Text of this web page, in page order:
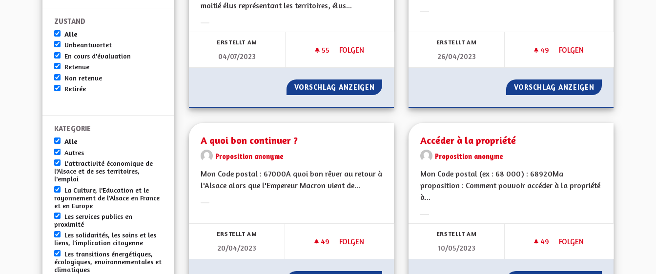
ZUSTAND
Alle
Unbeantwortet
En cours d'évaluation
Retenue
Non retenue
Retirée
KATEGORIE
Alle
Autres
L'attractivité économique de
l'Alsace et de ses territoires,
l'emploi
La Culture, l'Education et le
rayonnement de l'Alsace en France
et en Europe
Les services publics en
proximité
Les solidarités, les soins et les
liens, l'implication citoyenne
Les transitions énergétiques,
écologiques, environnementales et
climatiques
moitié élus représentant les territoires, élus...
ERSTELLT AM
04/07/2023
55 55 FOLLOWER
FOLGEN
ORGANISATION DE LA COLLECTIVITÉ : UNE SYNTHÈSE DES SCRUTINS DÉPARTEMENTAUX ET
VORSCHLAG ANZEIGEN ORGANISATION DE LA COLLECTIVITÉ : UNE SYNTHÈSE DES SCRUTINS
ERSTELLT AM
26/04/2023
49 49 FOLLOWER
FOLGEN
RENFORCEMENT POSITION
VORSCHLAG ANZEIGEN
A quoi bon continuer ?
Proposition anonyme
Mon Code postal : 67000A quoi bon rêver au retour à
l'Alsace alors que l'Empereur Macron vient de...
ERSTELLT AM
20/04/2023
49 49 FOLLOWER
FOLGEN
A QUOI BON CONTINUER ?
Accéder à la propriété
Proposition anonyme
Mon Code postal (ex : 68 000) : 68920Ma
proposition : Comment pouvoir accéder à la propriété
à...
ERSTELLT AM
10/05/2023
49 49 FOLLOWER
FOLGEN
ACCÉDER À LA PROPRIÉTÉ